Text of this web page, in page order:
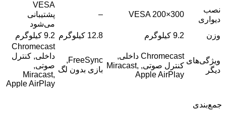
نصب
دیواری
VESA 200×300
–
VESA
پشتیبانی
می‌شود
وزن
9.2 کیلوگرم 12.8 کیلوگرم 9.2 کیلوگرم
ویژگی‌های
دیگر
Chromecast داخلی,
کنترل صوتی, Miracast,
Apple AirPlay
FreeSync,
بازی بدون لگ
Chromecast
داخلی, کنترل
صوتی,
Miracast,
Apple AirPlay
جمع‌بندی